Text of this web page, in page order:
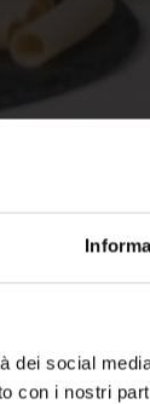
dei social
con i nostri